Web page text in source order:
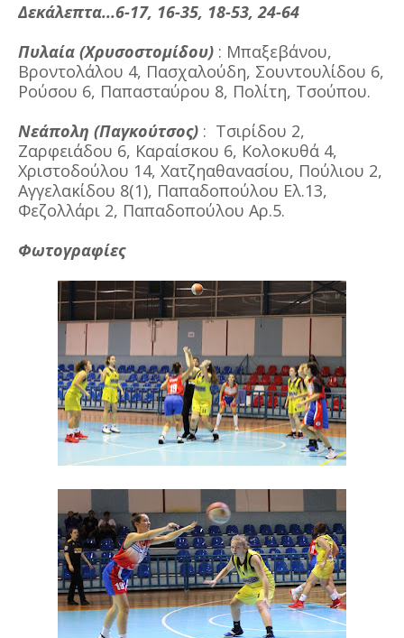
Δεκάλεπτα...6-17, 16-35, 18-53, 24-64
Πυλαία (Χρυσοστομίδου) : Μπαξεβάνου,
Βροντολάλου 4, Πασχαλούδη, Σουντουλίδου 6,
Ρούσου 6, Παπασταύρου 8, Πολίτη, Τσούπου.
Νεάπολη (Παγκούτσος) : Τσιρίδου 2,
Ζαρφειάδου 6, Καραίσκου 6, Κολοκυθά 4,
Χριστοδούλου 14, Χατζηαθανασίου, Πούλιου 2,
Αγγελακίδου 8(1), Παπαδοπούλου Ελ.13,
Φεζολλάρι 2, Παπαδοπούλου Αρ.5.
Φωτογραφίες